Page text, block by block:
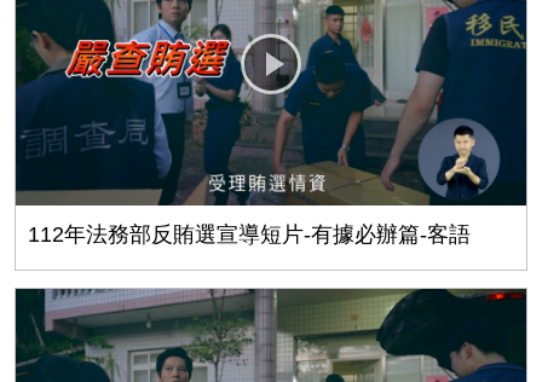
112年法務部反賄選宣導短片-有據必辦篇-客語